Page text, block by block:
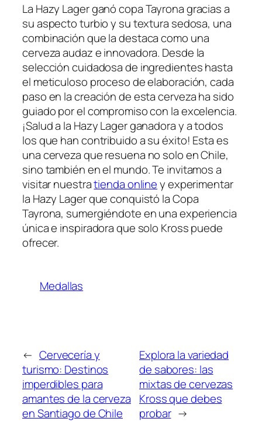
La Hazy Lager ganó copa Tayrona gracias a
su aspecto turbio y su textura sedosa, una
combinación que la destaca como una
cerveza audaz e innovadora. Desde la
selección cuidadosa de ingredientes hasta
el meticuloso proceso de elaboración, cada
paso en la creación de esta cerveza ha sido
guiado por el compromiso con la excelencia.
¡Salud a la Hazy Lager ganadora y a todos
los que han contribuido a su éxito! Esta es
una cerveza que resuena no solo en Chile,
sino también en el mundo. Te invitamos a
visitar nuestratienda onliney experimentar
la Hazy Lager que conquistó la Copa
Tayrona, sumergiéndote en una experiencia
única e inspiradora que solo Kross puede
ofrecer.
Medallas
← Cervecería y
turismo: Destinos
imperdibles para
amantes de la cerveza
en Santiago de Chile
Explora la variedad
de sabores: las
mixtas de cervezas
Kross que debes
probar →